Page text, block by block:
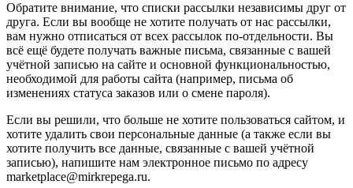
Обратите внимание, что списки рассылки независимы друг от
друга. Если вы вообще не хотите получать от нас рассылки,
вам нужно отписаться от всех рассылок по-отдельности. Вы
всё ещё будете получать важные письма, связанные с вашей
учётной записью на сайте и основной функциональностью,
необходимой для работы сайта (например, письма об
изменениях статуса заказов или о смене пароля).
Если вы решили, что больше не хотите пользоваться сайтом, и
хотите удалить свои персональные данные (а также если вы
хотите получить все данные, связанные с вашей учётной
записью), напишите нам электронное письмо по адресу
marketplace@mirkrepega.ru.